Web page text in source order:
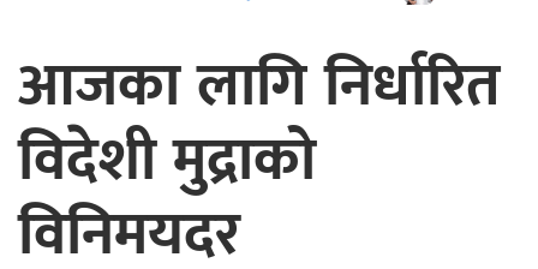
आजका लागि निर्धारित
विदेशी मुद्राको
विनिमयदर